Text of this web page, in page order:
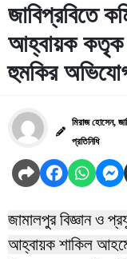
জাবিপ্রবিতে
আহ্বায়ক কতৃক
হুমকির
মিরাজ হোসেন,
প্রতিনিধি
জামালপুর বিজ্ঞান ও
আহ্বায়ক শাকিল